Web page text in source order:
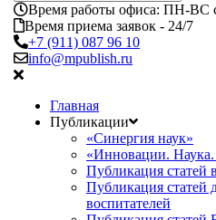
Время работы офиса: ПН-ВС
Время приема заявок - 24/7
+7 (911) 087 96 10
info@mpublish.ru
Главная
Публикации
«Синергия наук»
«Инновации. Наука.
Публикация
Публикация статей
воспитателей